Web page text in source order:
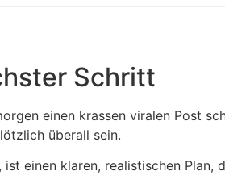
Schritt
einen krassen viralen Post
überall sein.
ist einen klaren, realistischen